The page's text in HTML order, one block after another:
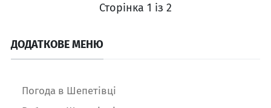
Сторінка 1 із 2
ДОДАТКОВЕ МЕНЮ
Погода в Шепетівці